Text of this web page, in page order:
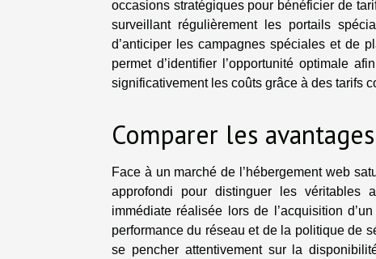
occasions stratégiques pour bénéficier de
surveillant régulièrement les portails
d’anticiper les campagnes spéciales et de
permet d’identifier l’opportunité optimale
significativement les coûts grâce à des tarifs
Comparer les
Face à un marché de l’hébergement web
approfondi pour distinguer les véritables
immédiate réalisée lors de l’acquisition
performance du réseau et de la politique de
se pencher attentivement sur la